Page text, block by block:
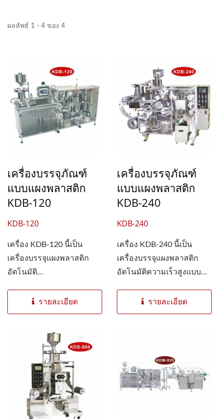
ผลลัพธ์ 1 - 4 ของ 4
เครื่องบรรจุภัณฑ์
แบบแผงพลาสติก
KDB-120
KDB-120
เครื่อง KDB-120 นี้เป็น
เครื่องบรรจุแผงพลาสติก
อัตโนมัติ...
รายละเอียด
เครื่องบรรจุภัณฑ์
แบบแผงพลาสติก
KDB-240
KDB-240
เครื่อง KDB-240 นี้เป็น
เครื่องบรรจุแผงพลาสติก
อัตโนมัติความเร็วสูงแบบ
รายละเอียด